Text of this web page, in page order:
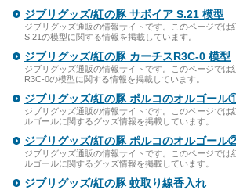
ジブリグッズ/紅の豚 サボイア S.21 模型
ジブリグッズ通販の情報サイトです。このページでは
S.21の模型に関する情報を掲載しています。
ジブリグッズ/紅の豚 カーチスR3C-0 模型
ジブリグッズ通販の情報サイトです。このページでは
R3C-0の模型に関する情報を掲載しています。
ジブリグッズ/紅の豚 ポルコのオルゴール
ジブリグッズ通販の情報サイトです。このページでは
ルゴールに関するグッズ情報を掲載しています。
ジブリグッズ/紅の豚 ポルコのオルゴール
ジブリグッズ通販の情報サイトです。このページでは
ルゴールに関するグッズ情報を掲載しています。
ジブリグッズ/紅の豚 蚊取り線香入れ